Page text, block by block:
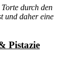
durch den
und daher eine
Pistazie